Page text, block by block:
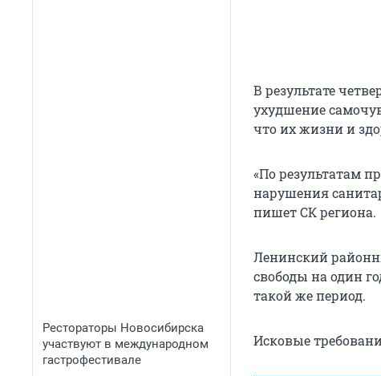
Рестораторы Новосибирска
участвуют в международном
гастрофестивале
В результате
ухудшение
что их жизни и
«По результатам
нарушения
пишет СК региона.
Ленинский
свободы на один
такой же период.
Исковые